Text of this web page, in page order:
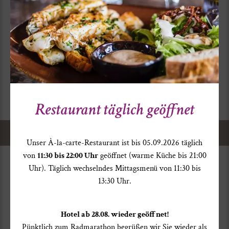
Restaurant täglich geöffnet
Unser À-la-carte-Restaurant ist bis 05.09.2026 täglich
von11:30 bis 22:00 Uhrgeöffnet (warme Küche bis 21:00
Uhr). Täglich wechselndes Mittagsmenü von 11:30 bis
13:30 Uhr.
Hotel ab 28.08. wieder geöffnet!
11,5° 21,7°
Wechselhaft mit Regenschauern.